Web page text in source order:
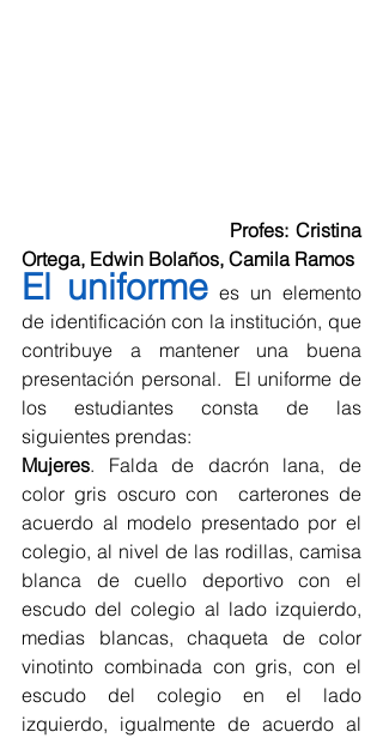
Profes: Cristina
Ortega, Edwin Bolaños, Camila Ramos
El uniforme es un elemento
de identificación con la institución, que
contribuye a mantener una buena
presentación personal.  El uniforme de
los estudiantes consta de las
siguientes prendas:
Mujeres. Falda de dacrón lana, de
color gris oscuro con  carterones de
acuerdo al modelo presentado por el
colegio, al nivel de las rodillas, camisa
blanca de cuello deportivo con el
escudo del colegio al lado izquierdo,
medias blancas, chaqueta de color
vinotinto combinada con gris, con el
escudo del colegio en el lado
izquierdo, igualmente de acuerdo al